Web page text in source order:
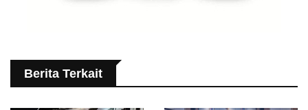
Berita Terkait